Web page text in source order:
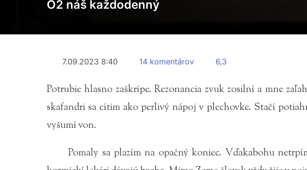
O2 náš každodenný
7.09.2023 8:40 14 komentárov 6,3
Potrubie hlasno zaškrípe. Rezonancia zvuk zosilní a mne
skafandri sa cítim ako perlivý nápoj v plechovke. Stačí
vyšumí von.
Pomaly sa plazím na opačný koniec. Vďakabohu